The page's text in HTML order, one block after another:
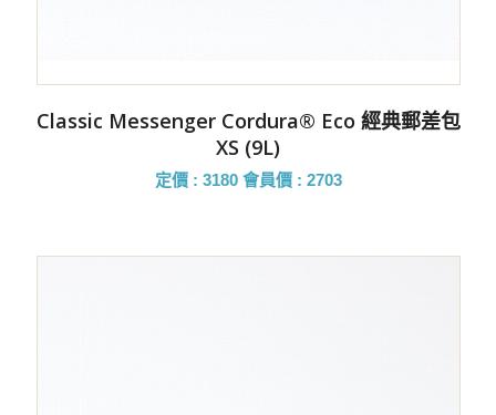
Classic Messenger Cordura® Eco 經典郵差包
XS (9L)
定價 : 3180 會員價 : 2703